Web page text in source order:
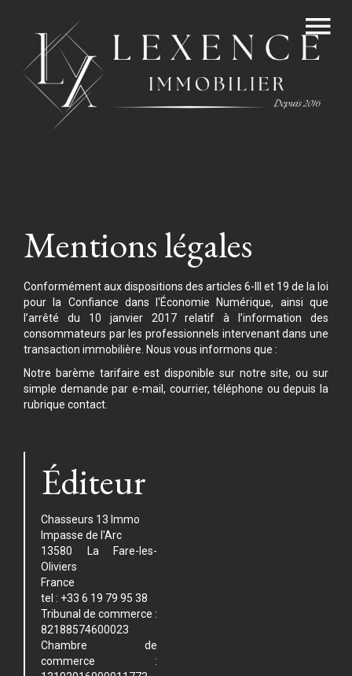
Mentions légales
Conformément aux dispositions des articles 6-III et 19 de la loi
pour la Confiance dans l'Économie Numérique, ainsi que
l’arrêté du 10 janvier 2017 relatif à l’information des
consommateurs par les professionnels intervenant dans une
transaction immobilière. Nous vous informons que :
Notre barème tarifaire est disponible sur notre site, ou sur
simple demande par e-mail, courrier, téléphone ou depuis la
rubrique contact.
Éditeur
Chasseurs 13 Immo
Impasse de l'Arc
13580 La Fare-les-
Oliviers
France
tel : +33 6 19 79 95 38
Tribunal de commerce :
82188574600023
Chambre de
commerce :